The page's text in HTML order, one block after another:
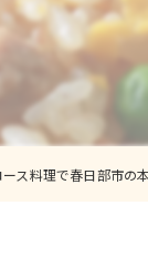
子連
レバニ
ス料理で春日部市の